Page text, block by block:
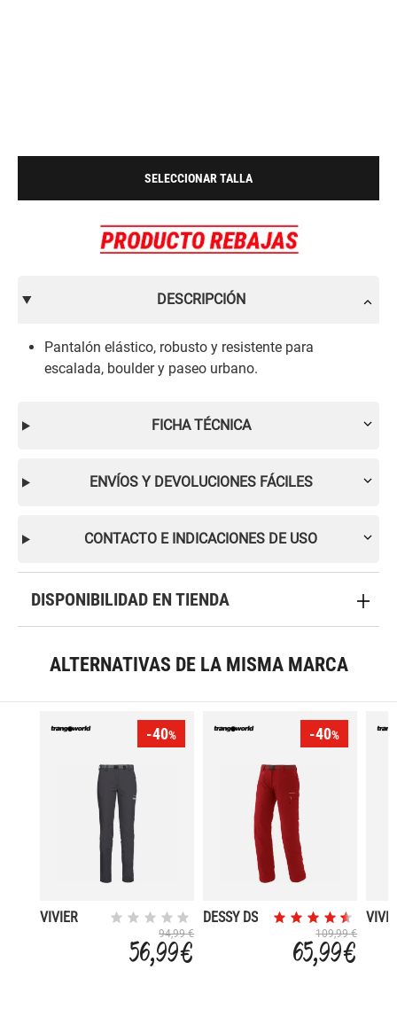
SELECCIONAR TALLA
DESCRIPCIÓN
Pantalón elástico, robusto y resistente para
escalada, boulder y paseo urbano.
FICHA TÉCNICA
ENVÍOS Y DEVOLUCIONES FÁCILES
CONTACTO E INDICACIONES DE USO
DISPONIBILIDAD EN TIENDA
ALTERNATIVAS DE LA MISMA MARCA
-40%
VIVIER
94,99 €
56,99 €
-40%
DESSY DS
109,99 €
65,99 €